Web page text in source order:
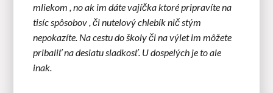
mliekom , no ak im dáte vajíčka ktoré pripravíte na
tisíc spôsobov , či nutelový chlebík nič stým
nepokazíte. Na cestu do školy či na výlet im môžete
pribaliť na desiatu sladkosť. U dospelých je to ale
inak.